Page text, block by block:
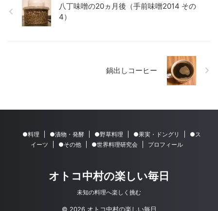
八丁味噌の20ヵ月後（手前味噌2014 その
4）
鍋出しコーヒー
●料理 ●漬物・発酵 ●野草料理 ●果実・ドングリ
●ス
イーツ
●その他 ●世界料理研究会 プロフィール
オトコ中村の楽しい毎日
未知の料理へ楽しく挑む
© 2026 オトコ中村の楽しい毎日